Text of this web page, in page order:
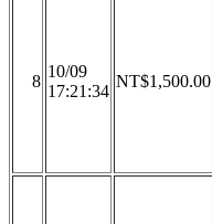
8
10/09
17:21:34
NT$1,500.00